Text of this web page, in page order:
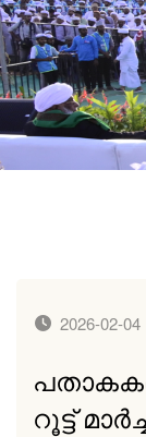
2026-02-04
റൂട്ട്